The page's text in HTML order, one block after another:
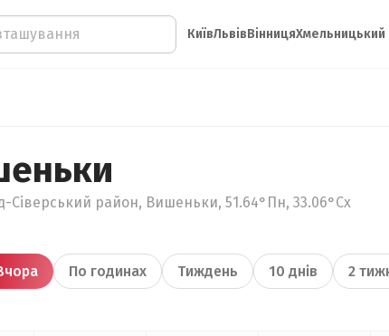
КиївЛьвівВінницяХмельницький
Сіверський район, Вишеньки, 51.64°Пн, 33.06°Сх
По годинах Тиждень 10 днів 2